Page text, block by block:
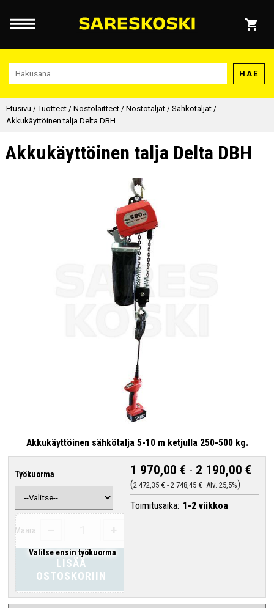
HAE
Etusivu /Tuotteet / Nostolaitteet / Nostotaljat / Sähkötaljat /
Akkukäyttöinen talja Delta DBH
Akkukäyttöinen talja Delta DBH
Akkukäyttöinen sähkötalja 5-10 m ketjulla 250-500 kg.
Työkuorma
Valitse ensin työkuorma
Määrä:
LISÄÄ
OSTOSKORIIN
1 970,00 € - 2 190,00 €
2 472,35 € -2 748,45 € Alv. 25,5%
Toimitusaika: 1-2 viikkoa